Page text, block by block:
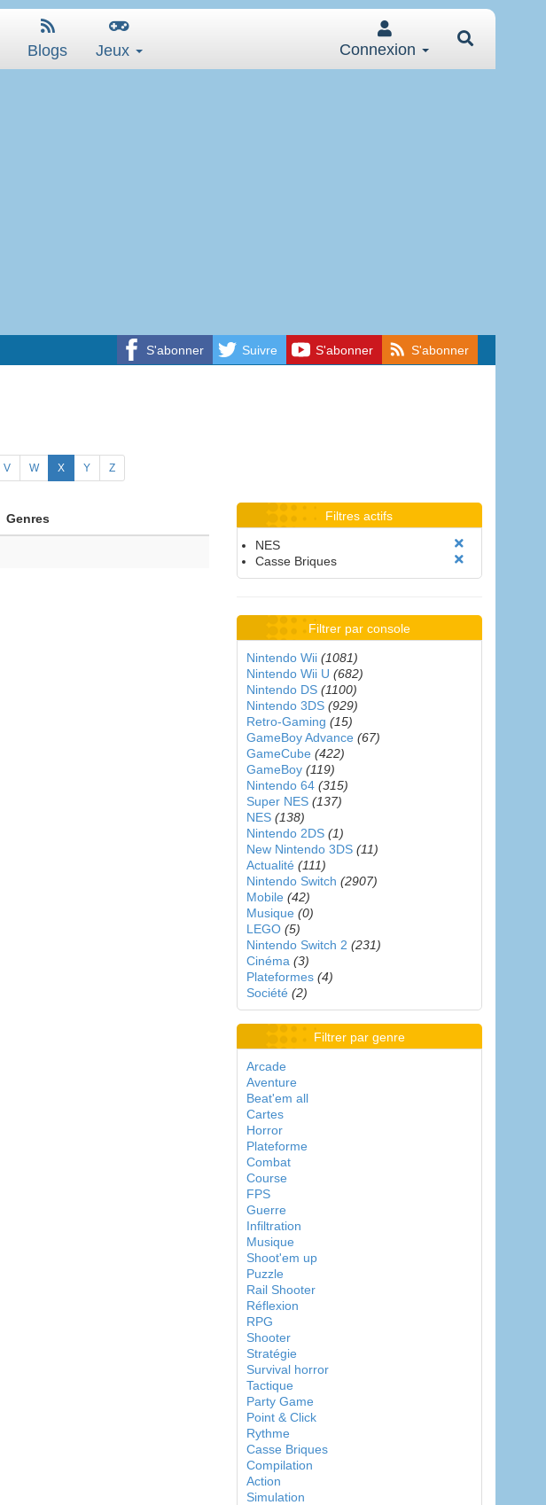
Blogs Jeux Connexion
S'abonner Suivre S'abonner S'abonner
V W X Y Z
Genres Filtres actifs
NES
Casse Briques
Filtrer par console
Nintendo Wii (1081)
Nintendo Wii U (682)
Nintendo DS (1100)
Nintendo 3DS (929)
Retro-Gaming (15)
GameBoy Advance (67)
GameCube (422)
GameBoy (119)
Nintendo 64 (315)
Super NES (137)
NES (138)
Nintendo 2DS (1)
New Nintendo 3DS (11)
Actualité (111)
Nintendo Switch (2907)
Mobile (42)
Musique (0)
LEGO (5)
Nintendo Switch 2 (231)
Cinéma (3)
Plateformes (4)
Société (2)
Filtrer par genre
Arcade
Aventure
Beat'em all
Cartes
Horror
Plateforme
Combat
Course
FPS
Guerre
Infiltration
Musique
Shoot'em up
Puzzle
Rail Shooter
Réflexion
RPG
Shooter
Stratégie
Survival horror
Tactique
Party Game
Point & Click
Rythme
Casse Briques
Compilation
Action
Simulation